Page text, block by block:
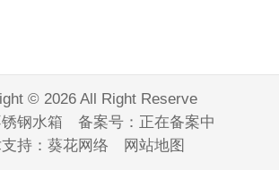
© 2026 All Right Reserve
钢水箱 备案号： 正在备案中
持： 葵花网络 网站地图